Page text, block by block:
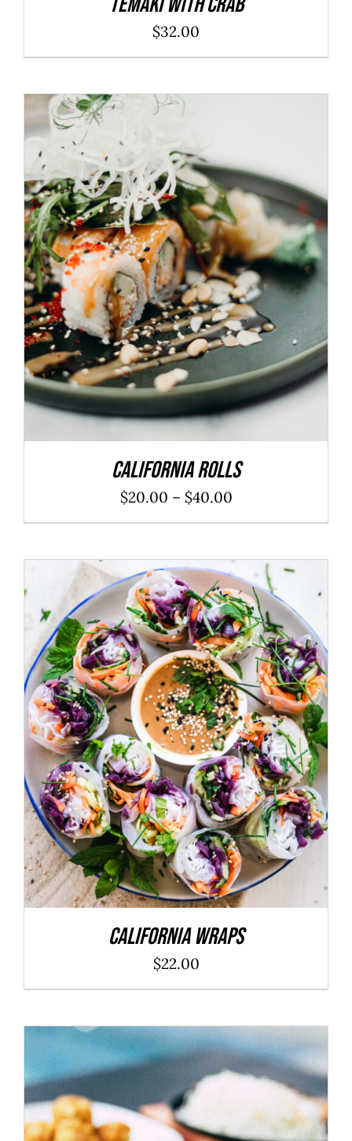
$32.00
SELECT OPTIONS / DÉTAILS
California Rolls
$20.00 – $40.00
ADD TO CART / DÉTAILS
California Wraps
$22.00